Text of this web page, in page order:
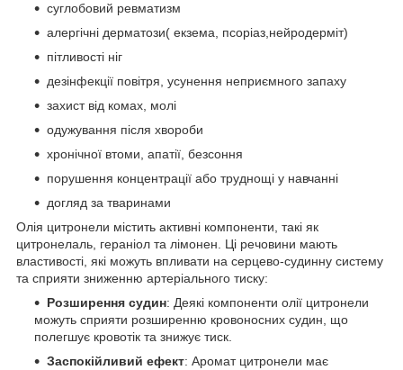
суглобовий ревматизм
алергічні дерматози( екзема, псоріаз,нейродерміт)
пітливості ніг
дезінфекції повітря, усунення неприємного запаху
захист від комах, молі
одужування після хвороби
хронічної втоми, апатії, безсоння
порушення концентрації або труднощі у навчанні
догляд за тваринами
Олія цитронели містить активні компоненти, такі як
цитронелаль, гераніол та лімонен. Ці речовини мають
властивості, які можуть впливати на серцево-судинну систему
та сприяти зниженню артеріального тиску:
Розширення судин: Деякі компоненти олії цитронели
можуть сприяти розширенню кровоносних судин, що
полегшує кровотік та знижує тиск.
Заспокійливий ефект: Аромат цитронели має